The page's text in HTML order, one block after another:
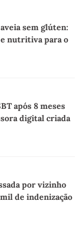
sem glúten:
nutritiva para o
após 8 meses
digital criada
por vizinho
de indenização